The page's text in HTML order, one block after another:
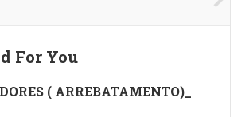
For You
( ARREBATAMENTO)_